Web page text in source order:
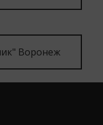
Воронеж